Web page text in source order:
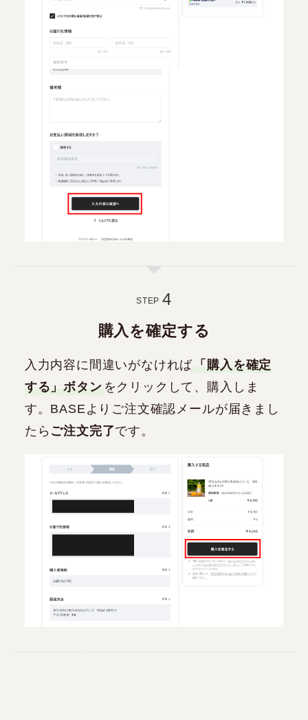
STEP
購入を確定する
入力内容に間違いがなければ 「購入を確定
する」ボタン をクリックして、購入しま
す。BASEよりご注文確認メールが届きまし
たら ご注文完了です。